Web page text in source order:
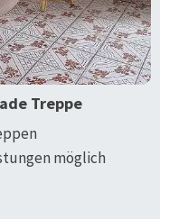
Treppe
möglich